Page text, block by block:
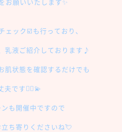
ェック☑️も行っており、
乳液ご紹介しております♪
肌状態を確認するだけでも
夫です🙆‍♀️💫
も開催中ですので
ち寄りくださいね💘